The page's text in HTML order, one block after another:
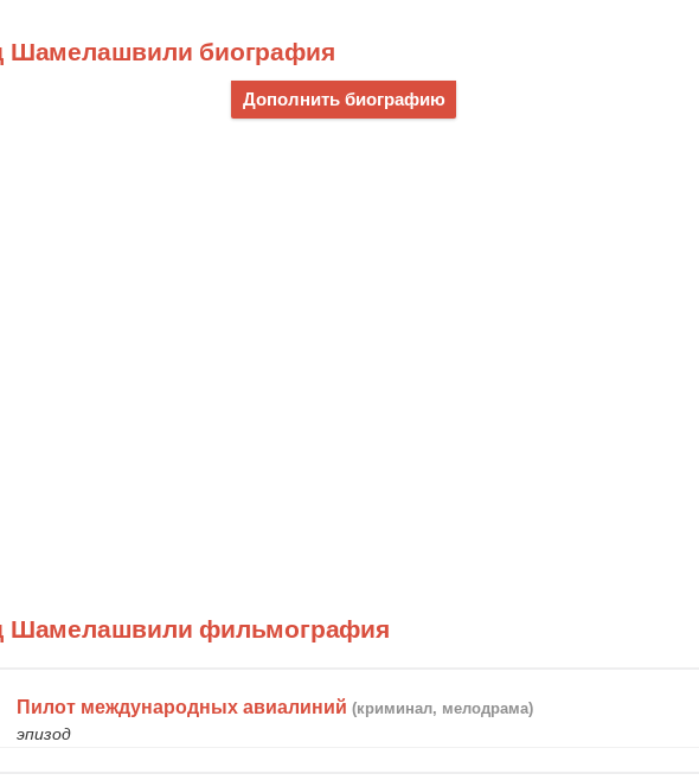
Шамелашвили биография
Дополнить биографию
Шамелашвили фильмография
Пилот международных авиалиний (криминал, мелодрама)
эпизод